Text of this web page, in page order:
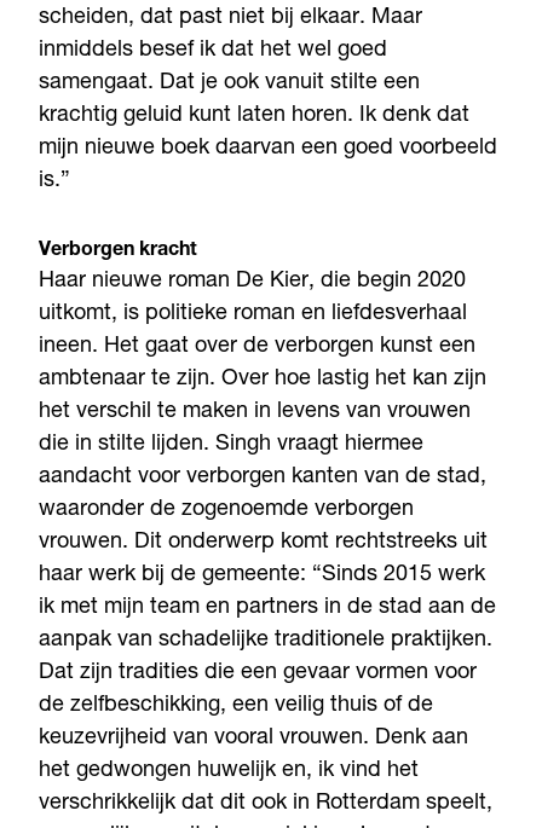
scheiden, dat past niet bij elkaar. Maar
inmiddels besef ik dat het wel goed
samengaat. Dat je ook vanuit stilte een
krachtig geluid kunt laten horen. Ik denk dat
mijn nieuwe boek daarvan een goed voorbeeld
is.”
Verborgen kracht
Haar nieuwe roman De Kier, die begin 2020
uitkomt, is politieke roman en liefdesverhaal
ineen. Het gaat over de verborgen kunst een
ambtenaar te zijn. Over hoe lastig het kan zijn
het verschil te maken in levens van vrouwen
die in stilte lijden. Singh vraagt hiermee
aandacht voor verborgen kanten van de stad,
waaronder de zogenoemde verborgen
vrouwen. Dit onderwerp komt rechtstreeks uit
haar werk bij de gemeente: “Sinds 2015 werk
ik met mijn team en partners in de stad aan de
aanpak van schadelijke traditionele praktijken.
Dat zijn tradities die een gevaar vormen voor
de zelfbeschikking, een veilig thuis of de
keuzevrijheid van vooral vrouwen. Denk aan
het gedwongen huwelijk en, ik vind het
verschrikkelijk dat dit ook in Rotterdam speelt,